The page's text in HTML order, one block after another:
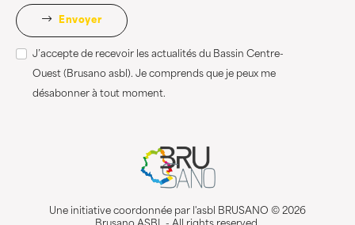
Envoyer
J’accepte de recevoir les actualités du Bassin Centre-
Ouest (Brusano asbl). Je comprends que je peux me
désabonner à tout moment.
Une initiative coordonnée par l'asbl BRUSANO © 2026